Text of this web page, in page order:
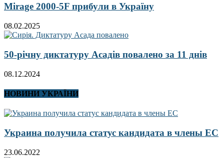
Mirage 2000-5F прибули в Україну
08.02.2025
50-річну диктатуру Асадів повалено за 11 днів
08.12.2024
НОВИНИ УКРАЇНИ
Украина получила статус кандидата в члены ЕС
23.06.2022